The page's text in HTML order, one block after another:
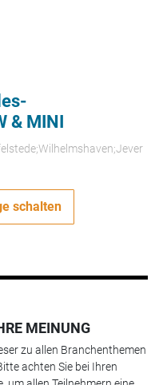
& MINI
schalten
MEINUNG
zu allen Branchenthemen
achten Sie bei Ihren